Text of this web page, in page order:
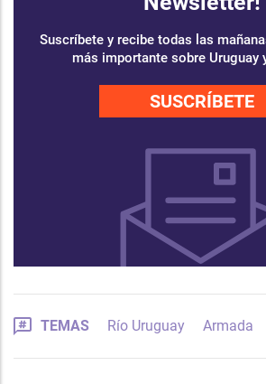
Suscríbete y recibe todas las
más importante sobre Uruguay
SUSCRÍBETE
TEMAS Río Uruguay Armada